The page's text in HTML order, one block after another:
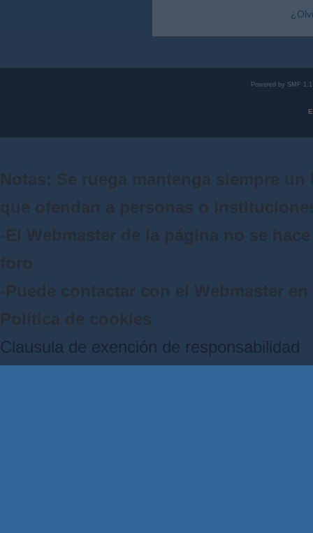
Powered by SMF
Notas: Se ruega mantenga siempre
que ofendan a personas o
-El Webmaster de la página no se
foro
-Puede contactar con el Webmaster
Política de cookies
Clausula de exención de responsabilidad